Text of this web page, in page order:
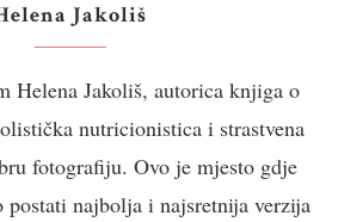
Jakoliš
Helena Jakoliš, autorica knjiga o
nutricionistica i strastvena
fotografiju. Ovo je mjesto gdje
postati najbolja i najsretnija verzija